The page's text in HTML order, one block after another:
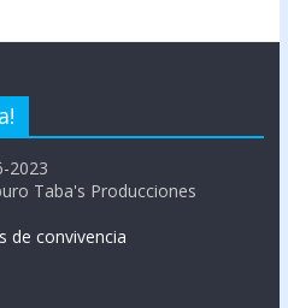
2023
Taba's Producciones
de convivencia